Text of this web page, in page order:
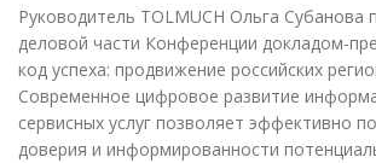
Руководитель TOLMUCH Ольга Субанова
деловой части Конференции докладом-
код успеха: продвижение российских
Современное цифровое развитие
сервисных услуг позволяет эффективно
доверия и информированности